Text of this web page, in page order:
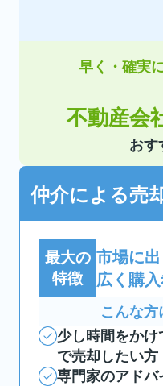
早く・確実
不動産会
おす
仲介による売
最大の
特徴
市場に
広く購
こんな
少し時間をか
で売却したい方
専門家のアド